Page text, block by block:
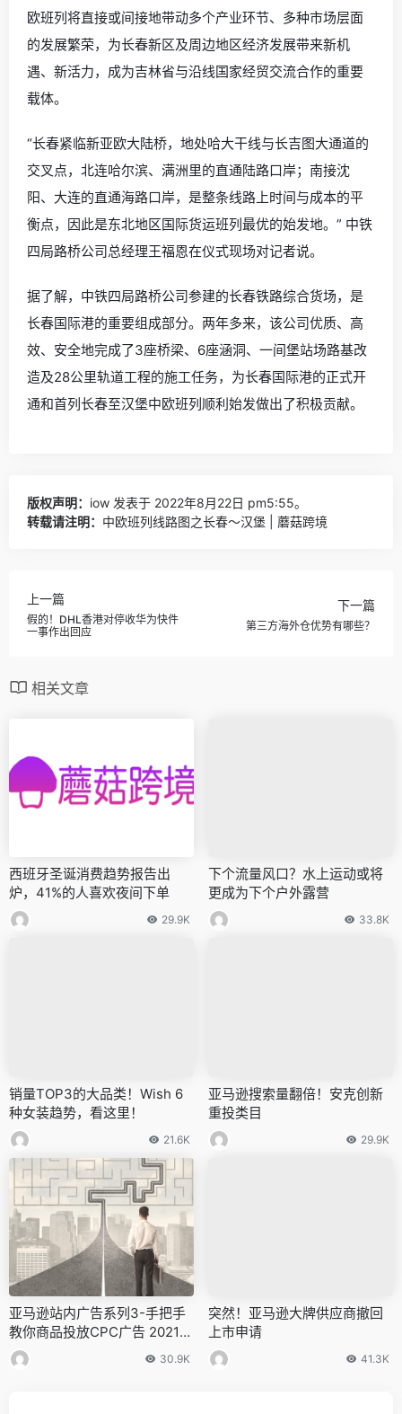
欧班列将直接或间接地带动多个产业环节、多种市场层面
的发展繁荣，为长春新区及周边地区经济发展带来新机
遇、新活力，成为吉林省与沿线国家经贸交流合作的重要
载体。
“长春紧临新亚欧大陆桥，地处哈大干线与长吉图大通道的
交叉点，北连哈尔滨、满洲里的直通陆路口岸；南接沈
阳、大连的直通海路口岸，是整条线路上时间与成本的平
衡点，因此是东北地区国际货运班列最优的始发地。” 中铁
四局路桥公司总经理王福恩在仪式现场对记者说。
据了解，中铁四局路桥公司参建的长春铁路综合货场，是
长春国际港的重要组成部分。两年多来，该公司优质、高
效、安全地完成了3座桥梁、6座涵洞、一间堡站场路基改
造及28公里轨道工程的施工任务，为长春国际港的正式开
通和首列长春至汉堡中欧班列顺利始发做出了积极贡献。
版权声明： iow 发表于 2022年8月22日 pm5:55。
转载请注明： 中欧班列线路图之长春～汉堡 | 蘑菇跨境
上一篇
假的！DHL香港对停收华为快件
一事作出回应
下一篇
第三方海外仓优势有哪些？
相关文章
西班牙圣诞消费趋势报告出
炉，41%的人喜欢夜间下单
29.9K
下个流量风口？水上运动或将
更成为下个户外露营
33.8K
销量TOP3的大品类！Wish 6
种女装趋势，看这里！
21.6K
亚马逊搜索量翻倍！安克创新
重投类目
29.9K
亚马逊站内广告系列3-手把手
教你商品投放CPC广告 2021年
最新最全面站内广告教程 30.9K
突然！亚马逊大牌供应商撤回
上市申请
41.3K